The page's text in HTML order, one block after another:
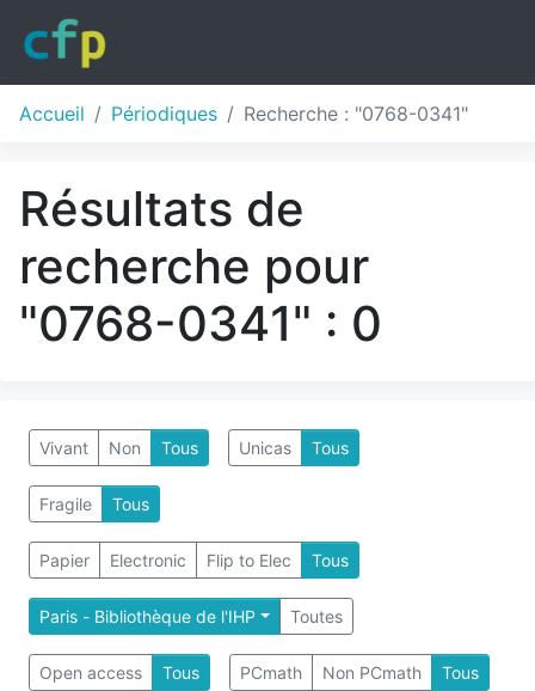
Accueil Périodiques Recherche : "0768-0341"
Résultats de
recherche pour
"0768-0341" : 0
Vivant Non Tous Unicas Tous
Fragile Tous
Papier Electronic Flip to Elec Tous
Paris - Bibliothèque de l'IHP Toutes
Open access Tous PCmath Non PCmath Tous